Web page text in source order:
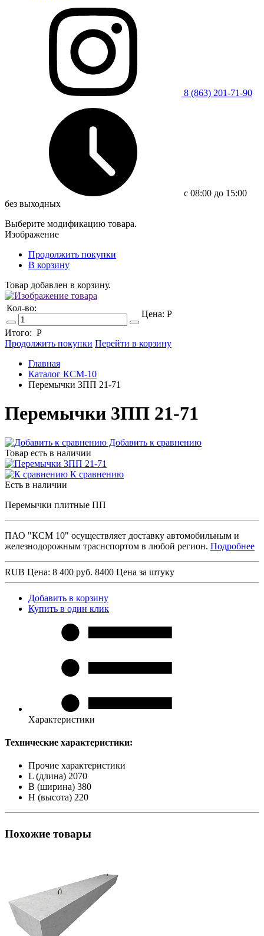
8 (863) 201-71-90
c 08:00 до 15:00
без выходных
Выберите модификацию товара.
Изображение
Продолжить покупки
В корзину
Товар добавлен в корзину.
Кол-во:
Цена: Р
Итого: Р
Продолжить покупки Перейти в корзину
Главная
Каталог КСМ-10
Перемычки 3ПП 21-71
Перемычки 3ПП 21-71
Добавить к сравнению
Товар есть в наличии
К сравнению
Есть в наличии
Перемычки плитные ПП
ПАО "КСМ 10" осуществляет доставку автомобильным и
железнодорожным траснспортом в любой регион. Подробнее
RUB Цена: 8 400 руб. 8400 Цена за штуку
Добавить в корзину
Купить в один клик
Характеристики
Технические характеристики:
Прочие характеристики
L (длина) 2070
B (ширина) 380
H (высота) 220
Похожие товары